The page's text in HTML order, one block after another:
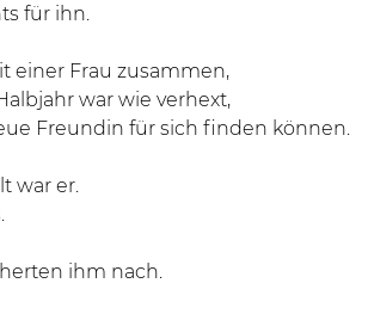
für ihn.
einer Frau zusammen,
war wie verhext,
Freundin für sich finden können.
war er.
ihm nach.